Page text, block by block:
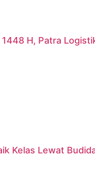
H, Patra
Kelas Lewat